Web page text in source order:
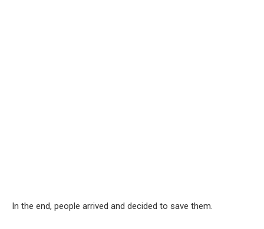
In the end, people arrived and decided to save them.